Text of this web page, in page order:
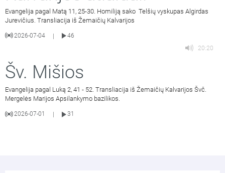
Evangelija pagal Matą 11, 25-30. Homiliją sako Telšių vyskupas Algirdas
Jurevičius. Transliacija iš Žemaičių Kalvarijos
2026-07-04 |
46
20:20
Šv. Mišios
Evangelija pagal Luką 2, 41 - 52. Transliacija iš Žemaičių Kalvarijos Švč.
Mergelės Marijos Apsilankymo bazilikos.
2026-07-01 31